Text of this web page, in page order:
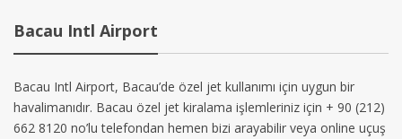
Bacau Intl Airport
Bacau Intl Airport, Bacau’de özel jet kullanımı için uygun bir
havalimanıdır. Bacau özel jet kiralama işlemleriniz için + 90 (212)
662 8120 no’lu telefondan hemen bizi arayabilir veya online uçuş